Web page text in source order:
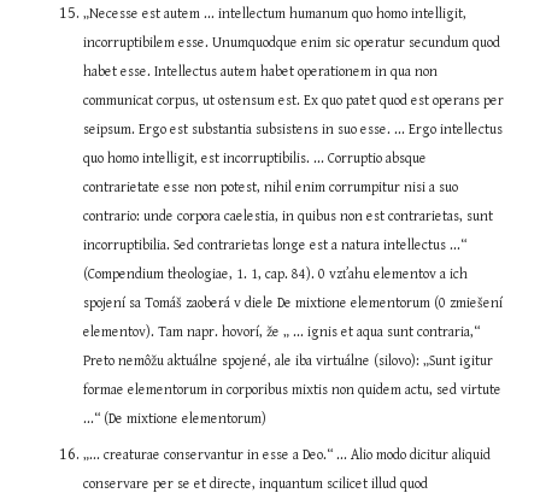
„Necesse est autem ... intellectum humanum quo homo intelligit,
incorruptibilem esse. Unumquodque enim sic operatur secundum quod
habet esse. Intellectus autem habet operationem in qua non
communicat corpus, ut ostensum est. Ex quo patet quod est operans per
seipsum. Ergo est substantia subsistens in suo esse. ... Ergo intellectus
quo homo intelligit, est incorruptibilis. ... Corruptio absque
contrarietate esse non potest, nihil enim corrumpitur nisi a suo
contrario: unde corpora caelestia, in quibus non est contrarietas, sunt
incorruptibilia. Sed contrarietas longe est a natura intellectus ...“
(Compendium theologiae, 1. 1, cap. 84). 0 vzťahu elementov a ich
spojení sa Tomáš zaoberá v diele De mixtione elementorum (0 zmiešení
elementov). Tam napr. hovorí, že „ ... ignis et aqua sunt contraria,“
Preto nemôžu aktuálne spojené, ale iba virtuálne (silovo): „Sunt igitur
formae elementorum in corporibus mixtis non quidem actu, sed virtute
...“ (De mixtione elementorum)
„... creaturae conservantur in esse a Deo.“ ... Alio modo dicitur aliquid
conservare per se et directe, inquantum scilicet illud quod